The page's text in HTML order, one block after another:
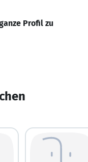
Profil zu